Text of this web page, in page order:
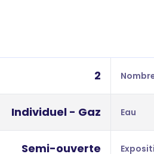
2
Individuel - Gaz Eau
Semi-ouverte